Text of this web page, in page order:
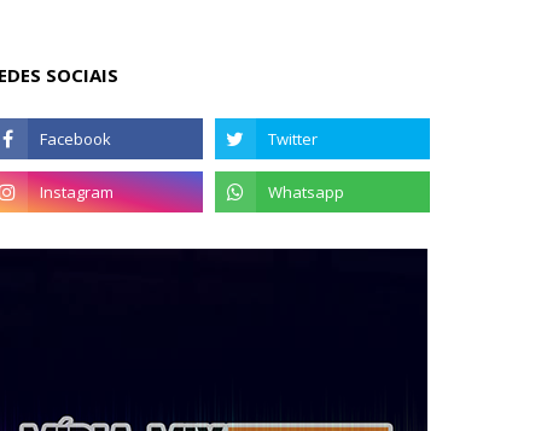
SOCIAIS